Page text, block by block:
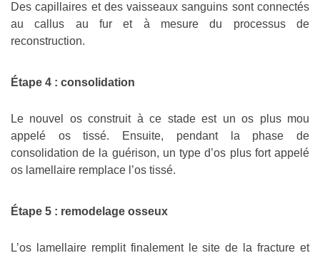
Des capillaires et des vaisseaux sanguins sont connectés
au callus au fur et à mesure du processus de
reconstruction.
Étape 4 : consolidation
Le nouvel os construit à ce stade est un os plus mou
appelé os tissé. Ensuite, pendant la phase de
consolidation de la guérison, un type d’os plus fort appelé
os lamellaire remplace l’os tissé.
Étape 5 : remodelage osseux
L’os lamellaire remplit finalement le site de la fracture et